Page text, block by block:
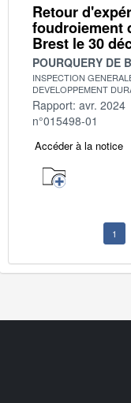
Retour
foudroiement
Brest le 30
POURQUERY DE
INSPECTION
DEVELOPPEMENT
Rapport: avr. 2024
n°015498-01
Accéder à la notice
1